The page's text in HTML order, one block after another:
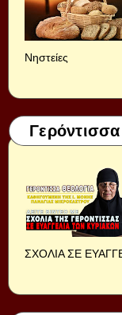
Νηστείες
ΣΧΟΛΙΑ ΣΕ